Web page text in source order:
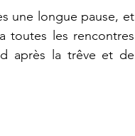
une longue pause, et
toutes les rencontres
après la trêve et de